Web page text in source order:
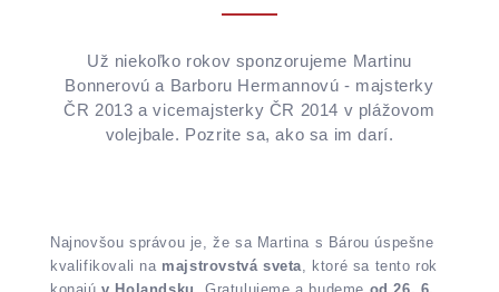
Už niekoľko rokov sponzorujeme Martinu
Bonnerovú a Barboru Hermannovú - majsterky
ČR 2013 a vicemajsterky ČR 2014 v plážovom
volejbale. Pozrite sa, ako sa im darí.
Najnovšou správou je, že sa Martina s Bárou úspešne
kvalifikovali na majstrovstvá sveta, ktoré sa tento rok